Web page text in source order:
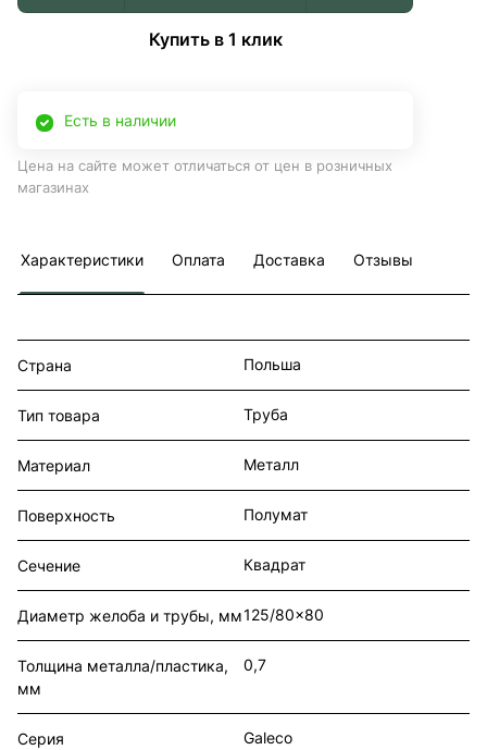
Купить в 1 клик
Есть в наличии
Цена на сайте может отличаться от цен в розничных
магазинах
Характеристики Оплата Доставка Отзывы
Страна Польша
Тип товара Труба
Материал Металл
Поверхность Полумат
Сечение Квадрат
Диаметр желоба и трубы, мм125/80x80
Толщина металла/пластика,
мм
0,7
Серия Galeco